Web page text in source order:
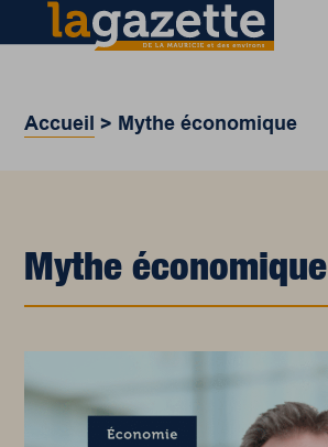
Accueil > Mythe économique
Mythe économique